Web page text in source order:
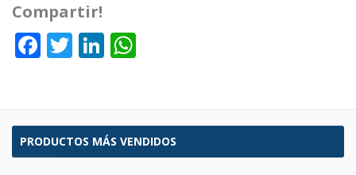
Compartir!
Facebook
TwitterLinkedIn
PRODUCTOS MÁS VENDIDOS